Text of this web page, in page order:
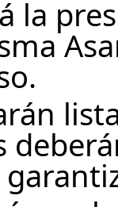
la